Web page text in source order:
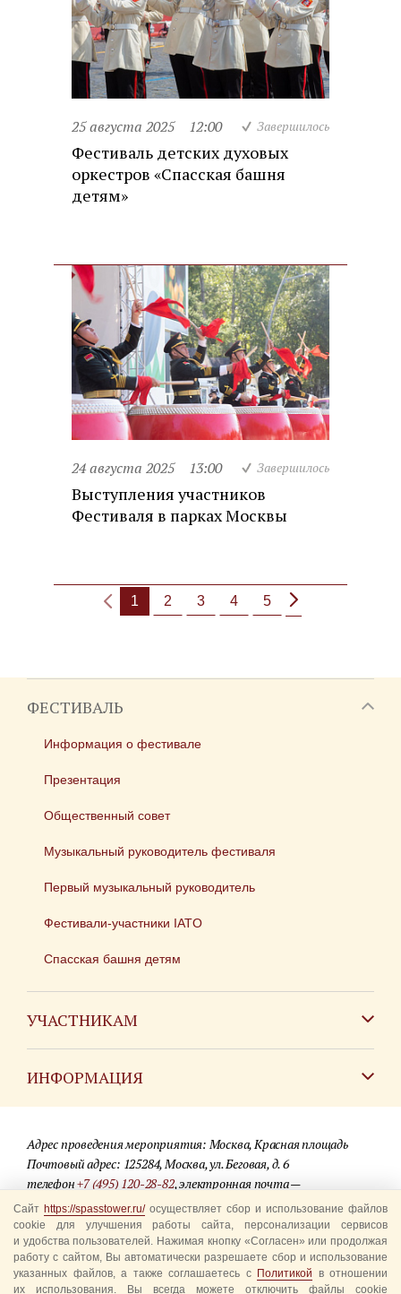
25 августа 2025 12:00 Завершилось
Фестиваль детских духовых
оркестров «Спасская башня
детям»
24 августа 2025 13:00 Завершилось
Выступления участников
Фестиваля в парках Москвы
1 2 3 4 5
ФЕСТИВАЛЬ
Информация о фестивале
Презентация
Общественный совет
Музыкальный руководитель фестиваля
Первый музыкальный руководитель
Фестивали-участники IATO
Спасская башня детям
УЧАСТНИКАМ
ИНФОРМАЦИЯ
Для СМИ
Где купить билеты
Акции
Вопрос-ответ
Адрес проведения мероприятия: Москва, Красная площадь
Почтовый адрес: 125284, Москва, ул. Беговая, д. 6
телефон+7 (495) 120-28-82, электронная почта —
info@spasstower.ru
© 2009-2025 Официальный сайт фестиваля «Спасская башня»
Разработка сайта —студия «Сибирикс»
Сайт https://spasstower.ru/осуществляет сбор и использование файлов
cookie для улучшения работы сайта, персонализации сервисов
и удобства пользователей. Нажимая кнопку «Согласен» или продолжая
работу с сайтом, Вы автоматически разрешаете сбор и использование
указанных файлов, а также соглашаетесь с Политикой в отношении
их использования. Вы всегда можете отключить файлы cookie